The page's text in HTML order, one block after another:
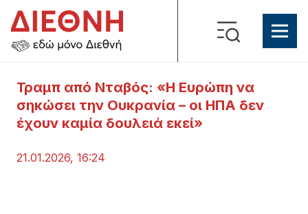
Τραμπ από Νταβός: «Η Ευρώπη να
σηκώσει την Ουκρανία – οι ΗΠΑ δεν
έχουν καμία δουλειά εκεί»
21.01.2026, 16:24